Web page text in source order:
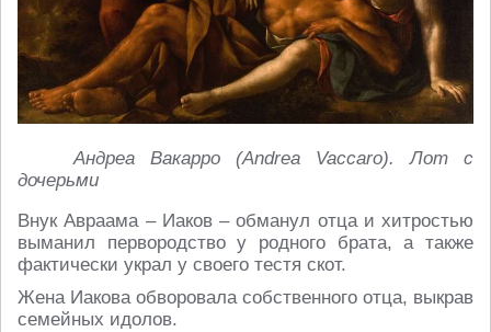
Андреа Вакарро (Andrea Vaccaro). Лот с
дочерьми
Внук Авраама – Иаков – обманул отца и хитростью
выманил первородство у родного брата, а также
фактически украл у своего тестя скот.
Жена Иакова обворовала собственного отца, выкрав
семейных идолов.